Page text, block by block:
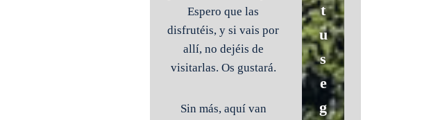
Espero que las
disfrutéis, y si vais por
allí, no dejéis de
visitarlas. Os gustará.
Sin más, aquí van
t
u
s
e
g